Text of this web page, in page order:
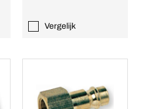
Vergelijk